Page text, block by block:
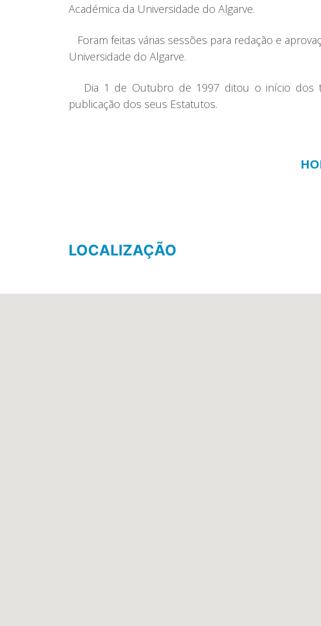
Académica da Universidade do Algarve.
Foram feitas várias sessões para redação e
Universidade do Algarve.
Dia 1 de Outubro de 1997 ditou o início dos
publicação dos seus Estatutos.
LOCALIZAÇÃO